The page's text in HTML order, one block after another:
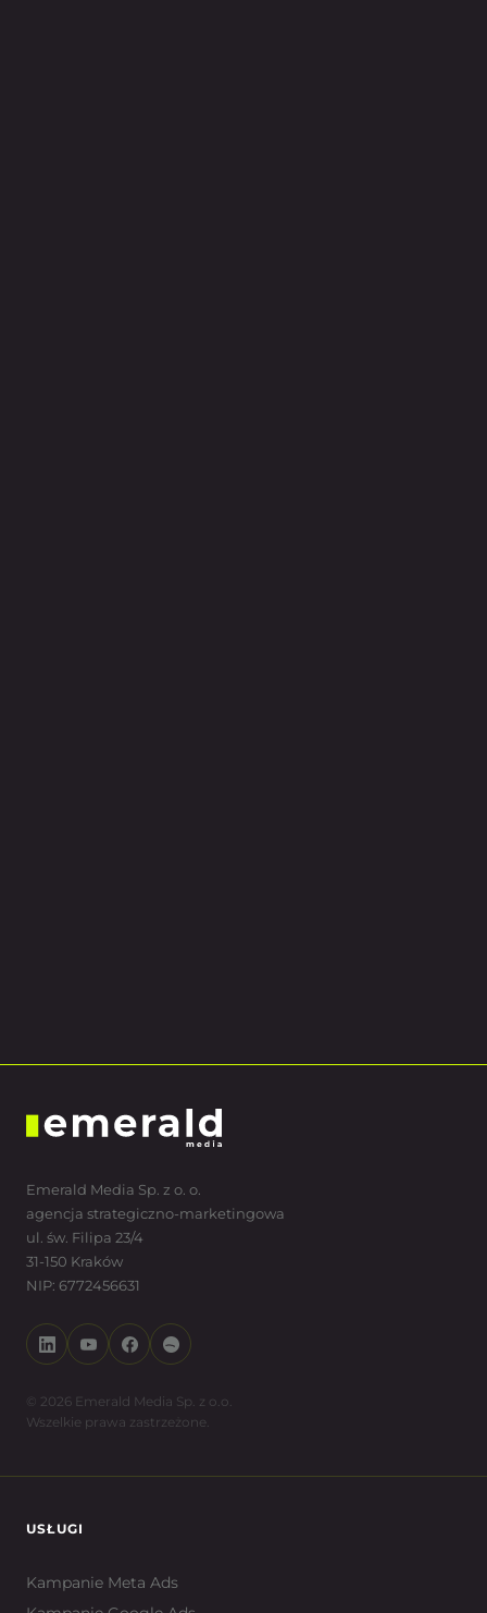
Emerald Media Sp. z o. o.
agencja strategiczno-marketingowa
ul. św. Filipa 23/4
31-150 Kraków
NIP: 6772456631
© 2026 Emerald Media Sp. z o.o.
Wszelkie prawa zastrzeżone.
USŁUGI
Kampanie Meta Ads